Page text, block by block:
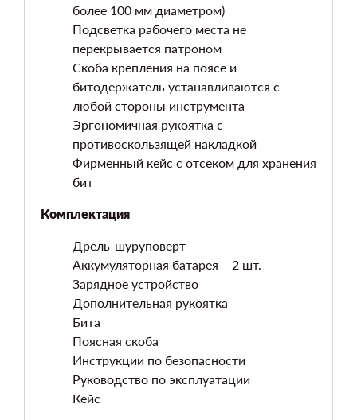
более 100 мм диаметром)
Подсветка рабочего места не
перекрывается патроном
Скоба крепления на поясе и
битодержатель устанавливаются с
любой стороны инструмента
Эргономичная рукоятка с
противоскользящей накладкой
Фирменный кейс с отсеком для хранения
бит
Комплектация
Дрель-шуруповерт
Аккумуляторная батарея – 2 шт.
Зарядное устройство
Дополнительная рукоятка
Бита
Поясная скоба
Инструкции по безопасности
Руководство по эксплуатации
Кейс